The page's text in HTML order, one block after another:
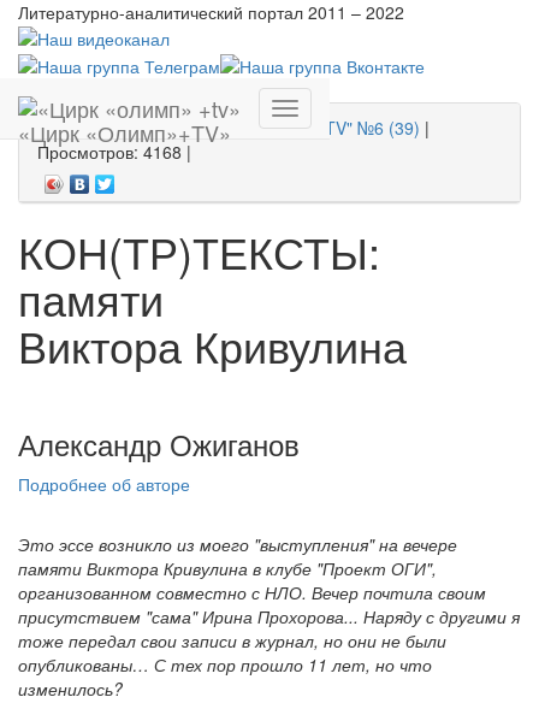
Литературно-аналитический портал 2011 – 2022
Показать
меню
«Цирк «Олимп»+TV»
Тексты и материалы»Эссе
27 января 2013 |"Цирк "Олимп"+TV" №6 (39) |
Просмотров: 4168 |
КОН(ТР)ТЕКСТЫ:
памяти
Виктора Кривулина
Александр Ожиганов
Подробнее об авторе
Это эссе возникло из моего "выступления" на вечере
памяти Виктора Кривулина в клубе "Проект ОГИ",
организованном совместно с НЛО. Вечер почтила своим
присутствием "сама" Ирина Прохорова... Наряду с другими я
тоже передал свои записи в журнал, но они не были
опубликованы… С тех пор прошло 11 лет, но что
изменилось?